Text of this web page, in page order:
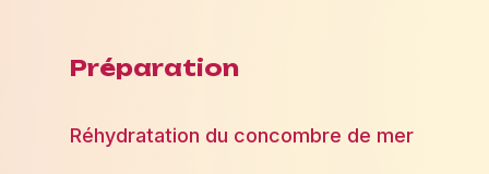
Préparation
Réhydratation du concombre de mer